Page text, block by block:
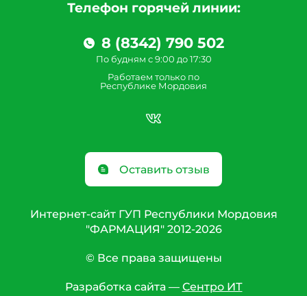
Телефон горячей линии:
8 (8342) 790 502
По будням с 9:00 до 17:30
Работаем только по
Республике Мордовия
Оставить отзыв
Интернет-сайт ГУП Республики Мордовия
"ФАРМАЦИЯ" 2012-2026
© Все права защищены
Разработка сайта — Сентро ИТ